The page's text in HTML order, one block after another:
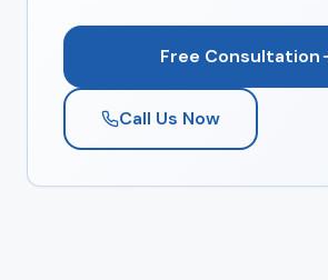
Free Consultation
Call Us Now